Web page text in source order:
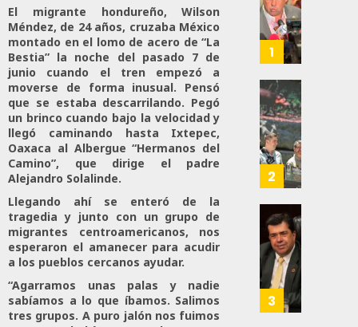
El migrante hondureño, Wilson
Méndez, de 24 años, cruzaba México
montado en el lomo de acero de “La
Bestia” la noche del pasado 7 de
junio cuando el tren empezó a
moverse de forma inusual. Pensó
que se estaba descarrilando. Pegó
un brinco cuando bajo la velocidad y
llegó caminando hasta Ixtepec,
Oaxaca al Albergue “Hermanos del
Camino”, que dirige el padre
Alejandro Solalinde.
Llegando ahí se enteró de la
tragedia y junto con un grupo de
migrantes centroamericanos, nos
esperaron el amanecer para acudir
a los pueblos cercanos ayudar.
“Agarramos unas palas y nadie
sabíamos a lo que íbamos. Salimos
tres grupos. A puro jalón nos fuimos
1
2
3